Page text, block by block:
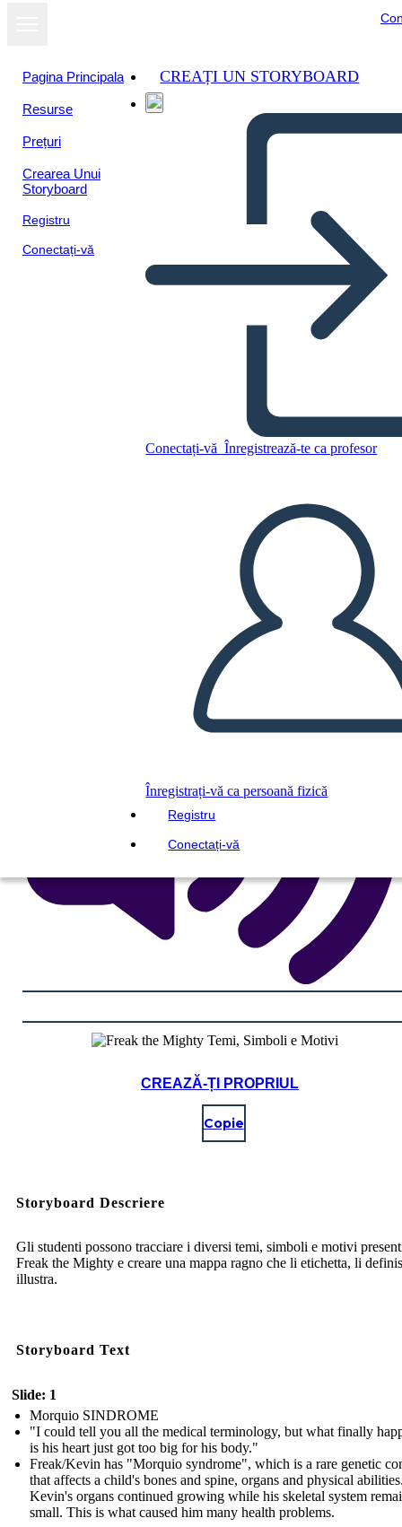
Pagina Principala
Resurse
Prețuri
Crearea Unui
Storyboard
Registru
Conectați-vă
CREAȚI UN STORYBOARD
Conectați-vă Înregistrează-te ca profesor
Înregistrați-vă ca persoană fizică
Registru
Conectați-vă
Freak the Mighty Temi,
Simboli e Motivi
Copiați acest Storyboard
CREAȚI UN STORYBOARD
REDAȚI PREZENTAREA DE DIAPOZITIVE
CITESTE-MI
CREAZĂ-ȚI PROPRIUL
Copie
Storyboard Descriere
Gli studenti possono tracciare i diversi temi, simboli e motivi
Freak the Mighty e creare una mappa ragno che li etichetta, li
illustra.
Storyboard Text
Slide: 1
Morquio SINDROME
"I could tell you all the medical terminology, but what finally
is his heart just got too big for his body."
Freak/Kevin has "Morquio syndrome", which is a rare genetic
that affects a child's bones and spine, organs and physical
Kevin's organs continued growing while his skeletal system
small. This is what caused him many health problems.